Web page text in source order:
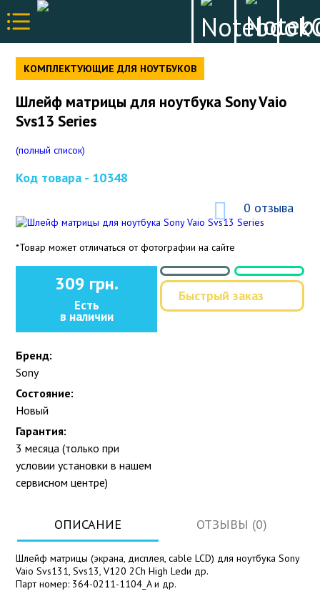
КОМПЛЕКТУЮЩИЕ ДЛЯ НОУТБУКОВ
Шлейф матрицы для ноутбука Sony Vaio
Svs13 Series
(полный список)
Код товара - 10348
0 отзыва
*Товар может отличаться от фотографии на сайте
309 грн.
Есть
в наличии
Быстрый заказ
Бренд:
Sony
Состояние:
Новый
Гарантия:
3 месяца (только при
условии установки в нашем
сервисном центре)
ОПИСАНИЕ ОТЗЫВЫ (0)
Шлейф матрицы (экрана, дисплея, cable LCD) для ноутбука Sony
Vaio Svs131, Svs13, V120 2Ch High Ledи др.
Парт номер: 364-0211-1104_A и др.